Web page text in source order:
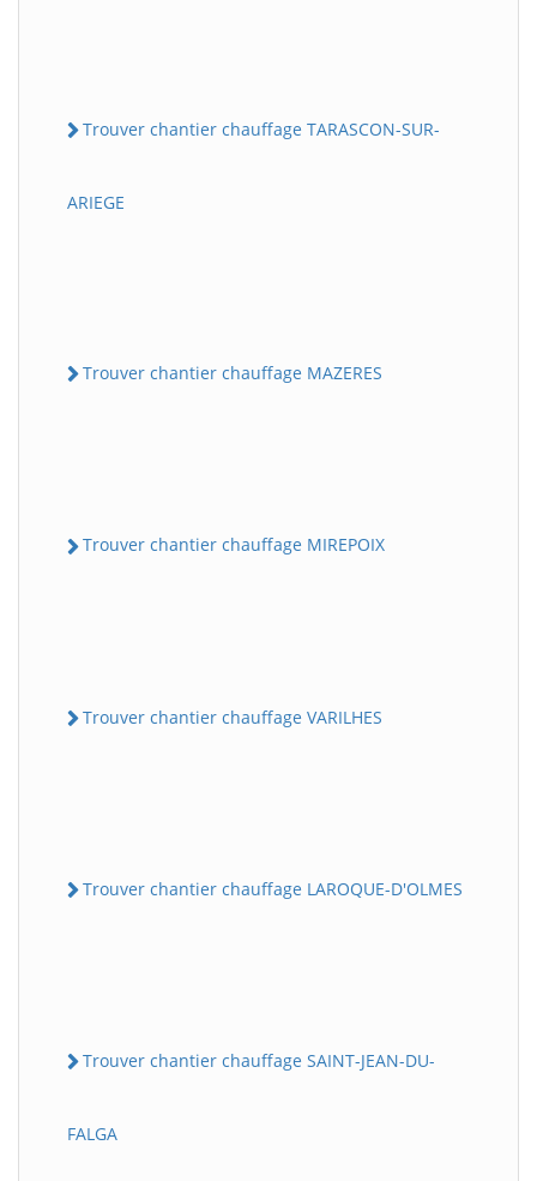
Trouver chantier chauffage TARASCON-SUR-
ARIEGE
Trouver chantier chauffage MAZERES
Trouver chantier chauffage MIREPOIX
Trouver chantier chauffage VARILHES
Trouver chantier chauffage LAROQUE-D'OLMES
Trouver chantier chauffage SAINT-JEAN-DU-
FALGA